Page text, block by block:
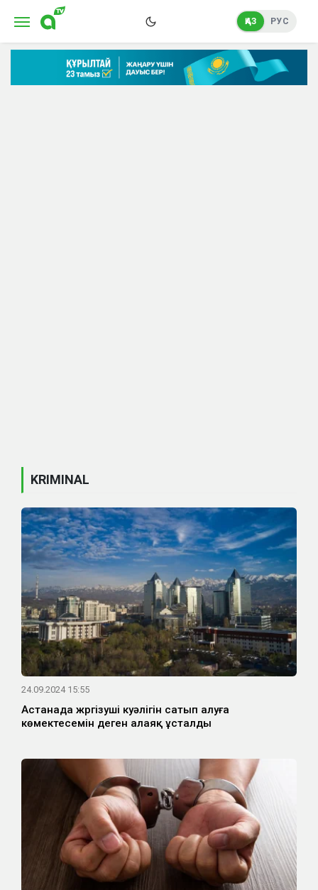
ҚАЗ РУС
KRIMINAL
24.09.2024 15:55
Астанада жүргізуші куәлігін сатып алуға
көмектесемін деген алаяқ ұсталды